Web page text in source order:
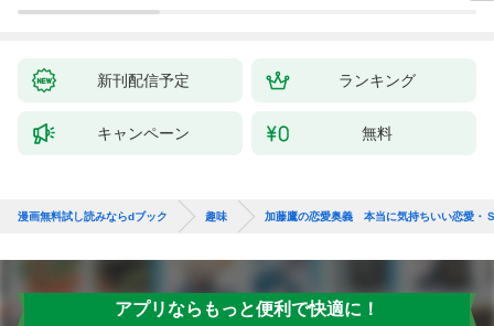
新刊配信予定 ランキング
キャンペーン 無料
漫画無料試し読みならdブック 趣味 加藤鷹の恋愛奥義 本当に気持ちいい恋愛・
アプリならもっと便利で快適に！